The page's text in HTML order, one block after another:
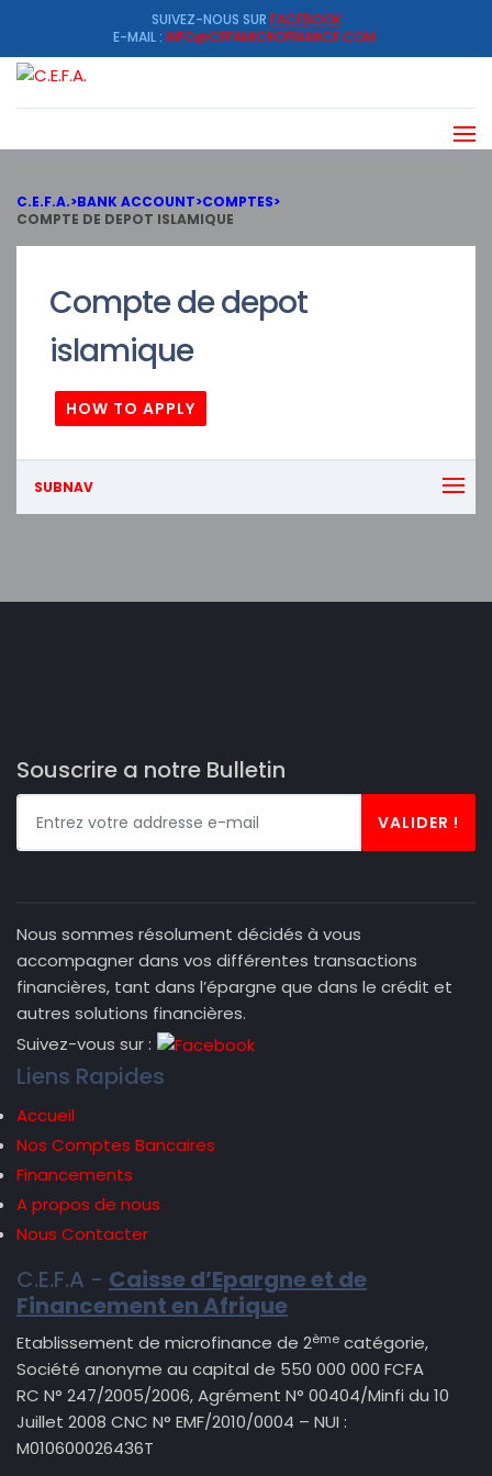
SUIVEZ-NOUS SUR FACEBOOK
E-MAIL : INFO@CEFAMICROFINANCE.COM
C.E.F.A.>BANK ACCOUNT>COMPTES>
COMPTE DE DEPOT ISLAMIQUE
Compte de depot
islamique
HOW TO APPLY
SUBNAV
Souscrire a notre Bulletin
VALIDER !
Nous sommes résolument décidés à vous
accompagner dans vos différentes transactions
financières, tant dans l’épargne que dans le crédit et
autres solutions financières.
Suivez-vous sur :
Liens Rapides
Accueil
Nos Comptes Bancaires
Financements
A propos de nous
Nous Contacter
C.E.F.A - Caisse d’Epargne et de
Financement en Afrique
Etablissement de microfinance de 2ème catégorie,
Société anonyme au capital de 550 000 000 FCFA
RC N° 247/2005/2006, Agrément N° 00404/Minfi du 10
Juillet 2008 CNC N° EMF/2010/0004 – NUI :
M010600026436T